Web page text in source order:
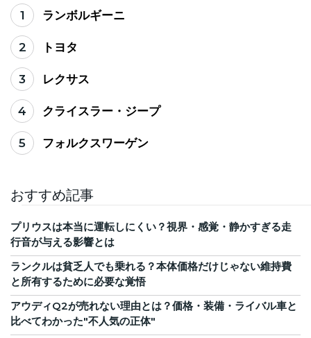
1 ランボルギーニ
2 トヨタ
3 レクサス
4 クライスラー・ジープ
5 フォルクスワーゲン
おすすめ記事
プリウスは本当に運転しにくい？視界・感覚・静かすぎる走
行音が与える影響とは
ランクルは貧乏人でも乗れる？本体価格だけじゃない維持費
と所有するために必要な覚悟
アウディQ2が売れない理由とは？価格・装備・ライバル車と
比べてわかった"不人気の正体"